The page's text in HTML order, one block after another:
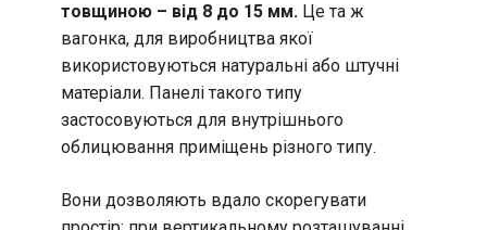
товщиною – від 8 до 15 мм. Це та ж
вагонка, для виробництва якої
використовуються натуральні або штучні
матеріали. Панелі такого типу
застосовуються для внутрішнього
облицювання приміщень різного типу.
Вони дозволяють вдало скорегувати